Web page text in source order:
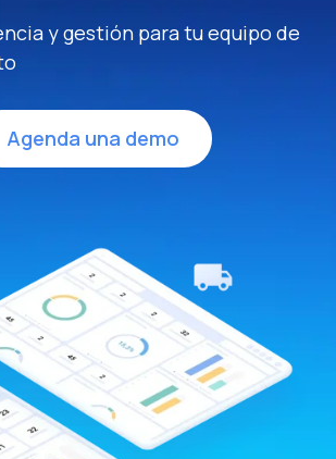
y gestión para tu equipo de
Agenda una demo